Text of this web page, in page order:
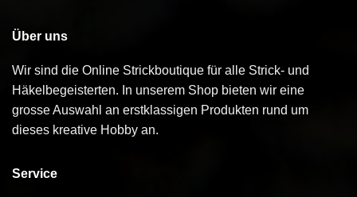
Über uns
Wir sind die Online Strickboutique für alle Strick- und
Häkelbegeisterten. In unserem Shop bieten wir eine
grosse Auswahl an erstklassigen Produkten rund um
dieses kreative Hobby an.
Service